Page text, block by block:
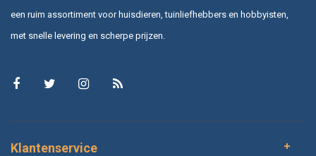
een ruim assortiment voor huisdieren, tuinliefhebbers en hobbyisten,
met snelle levering en scherpe prijzen.
Klantenservice